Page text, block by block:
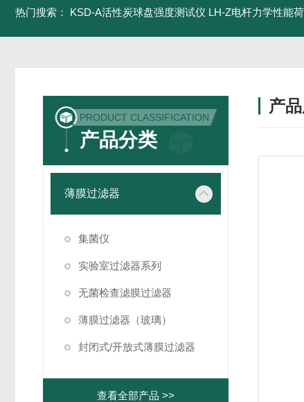
热门搜索： KSD-A活性炭球盘强度测试仪 LH-Z电杆力学性能
PRODUCT CLASSIFICATION
产品分类
薄膜过滤器
集菌仪
实验室过滤器系列
无菌检查滤膜过滤器
薄膜过滤器（玻璃）
封闭式/开放式薄膜过滤器
查看全部产品 >>
产